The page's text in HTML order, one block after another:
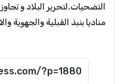
التضحيات.لتحرير البلاد و
مناديا بنبذ القبلية والجهوية